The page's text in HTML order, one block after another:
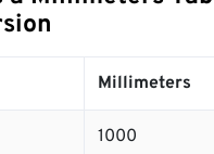
Millimeters
1000